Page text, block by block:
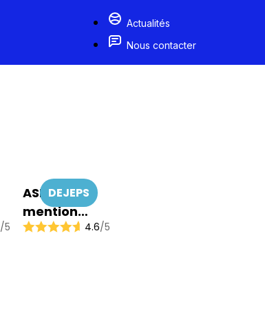
Actualités
Nous contacter
/5
DEJEPS
ASEC
mention
Coordination
4.6/5